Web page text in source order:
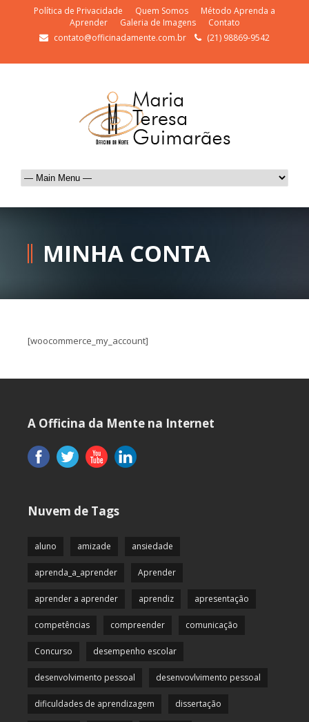
Política de Privacidade Quem Somos
Método Aprenda a
Aprender
Galeria de Imagens
Contato
contato@officinadamente.com.br
(21) 98869-9542
MINHA CONTA
[woocommerce_my_account]
A Officina da Mente na Internet
Nuvem de Tags
aluno amizade ansiedade
aprenda_a_aprender Aprender
aprender a aprender aprendiz apresentação
competências compreender comunicação
Concurso desempenho escolar
desenvolvimento pessoal desenvovlvimento pessoal
dificuldades de aprendizagem dissertação